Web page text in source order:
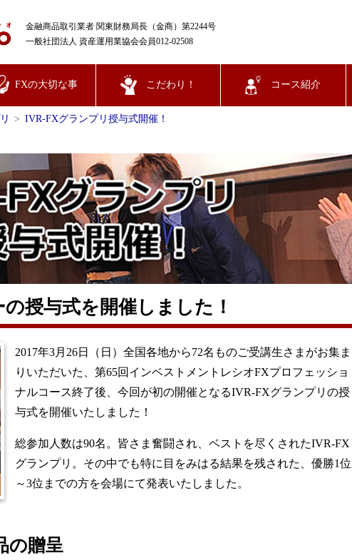
金融商品取引業者 関東財務局長（金商）第2244号
一般社団法人 資産運用業協会会員012-02508
IVR-FXグランプリ授与式開催！
授与式を開催しました！
2017年3月26日（日）全国各地から72名ものご受講生さまがお集ま
りいただいた、第65回インベストメントレシオFXプロフェッショ
ナルコース終了後、今回が初の開催となるIVR-FXグランプリの授
与式を開催いたしました！
総参加人数は90名。皆さま奮闘され、ベストを尽くされたIVR-FX
グランプリ。その中でも特に目をみはる結果を残された、優勝1位
～3位までの方を会場にて発表いたしました。
の贈呈
FXの大切な事 こだわり！ コース紹介